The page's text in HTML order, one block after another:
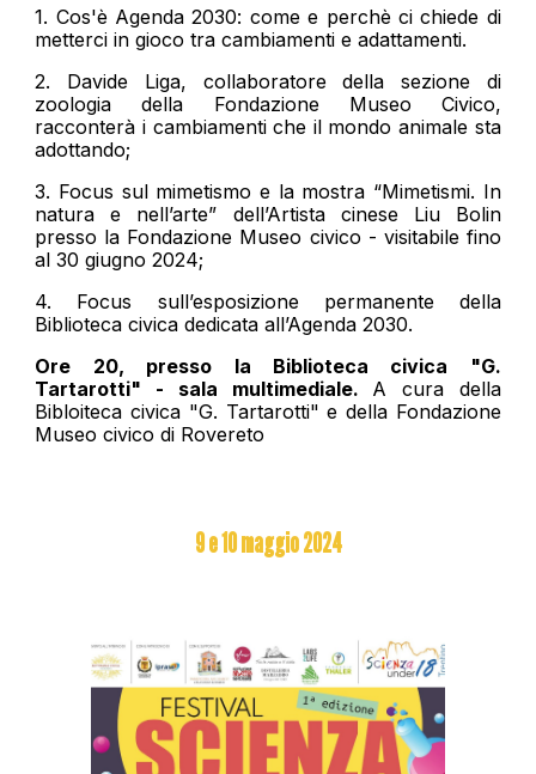
1. Cos'è Agenda 2030: come e perchè ci chiede di
metterci in gioco tra cambiamenti e adattamenti.
2. Davide Liga, collaboratore della sezione di
zoologia della Fondazione Museo Civico,
racconterà i cambiamenti che il mondo animale sta
adottando;
3. Focus sul mimetismo e la mostra “Mimetismi. In
natura e nell’arte” dell’Artista cinese Liu Bolin
presso la Fondazione Museo civico - visitabile fino
al 30 giugno 2024;
4. Focus sull’esposizione permanente della
Biblioteca civica dedicata all’Agenda 2030.
Ore 20, presso la Biblioteca civica "G.
Tartarotti" - sala multimediale.
A cura della
Bibloiteca civica "G. Tartarotti" e della Fondazione
Museo civico di Rovereto
9 e 10 maggio 2024